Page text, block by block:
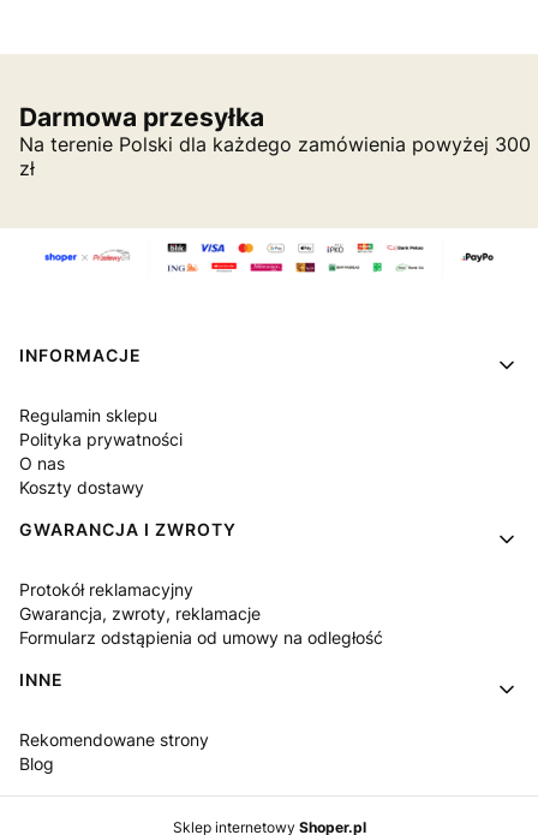
Darmowa przesyłka
Na terenie Polski dla każdego zamówienia powyżej 300
zł
Linki w stopce
INFORMACJE
Regulamin sklepu
Polityka prywatności
O nas
Koszty dostawy
GWARANCJA I ZWROTY
Protokół reklamacyjny
Gwarancja, zwroty, reklamacje
Formularz odstąpienia od umowy na odległość
INNE
Rekomendowane strony
Blog
Sklep internetowy Shoper.pl